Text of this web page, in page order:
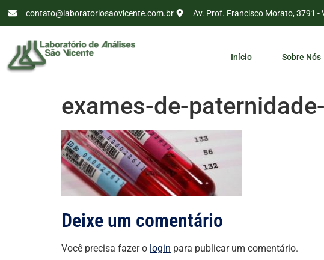
contato@laboratoriosaovicente.com.br Av. Prof. Francisco Morato, 3791 -
Início Sobre Nós
exames-de-
Deixe um comentário
Você precisa fazer o login para publicar um comentário.